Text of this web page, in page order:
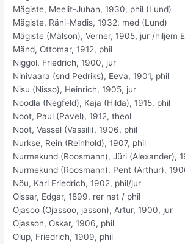
Mägiste, Meelit-Juhan, 1930, phil (Lund)
Mägiste, Räni-Madis, 1932, med (Lund)
Mägiste (Mälson), Verner, 1905, jur /hiljem
Mänd, Ottomar, 1912, phil
Niggol, Friedrich, 1900, jur
Ninivaara (snd Pedriks), Eeva, 1901, phil
Nisu (Nisso), Heinrich, 1905, jur
Noodla (Negfeld), Kaja (Hilda), 1915, phil
Noot, Paul (Pavel), 1912, theol
Noot, Vassel (Vassili), 1906, phil
Nurkse, Rein (Reinhold), 1907, phil
Nurmekund (Roosmann), Jüri (Alexander),
Nurmekund (Roosmann), Pent (Arthur),
Nöu, Karl Friedrich, 1902, phil/jur
Oissar, Edgar, 1899, rer nat / phil
Ojasoo (Ojassoo, jasson), Artur, 1900, jur
Ojasson, Oskar, 1906, phil
Olup, Friedrich, 1909, phil